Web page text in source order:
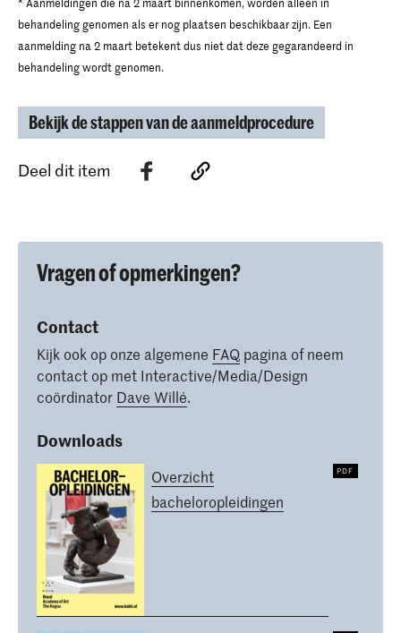
behandeling genomen als er nog plaatsen beschikbaar zijn. Een
aanmelding na 2 maart betekent dus niet dat deze gegarandeerd in
behandeling wordt genomen.
Bekijk de stappen van de aanmeldprocedure
Deel dit item
Vragen of opmerkingen?
Contact
Kijk ook op onze algemene FAQ pagina of neem
contact op met Interactive/Media/Design
coördinator Dave Willé.
Downloads
Overzicht
bacheloropleidingen